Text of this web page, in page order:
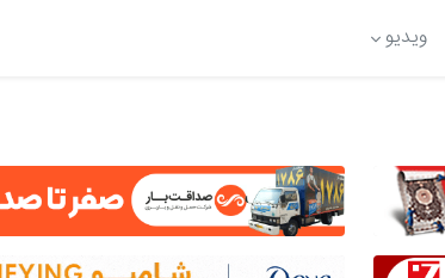
ویدیو